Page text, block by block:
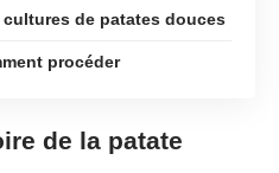
de patates douces
procéder
de la patate